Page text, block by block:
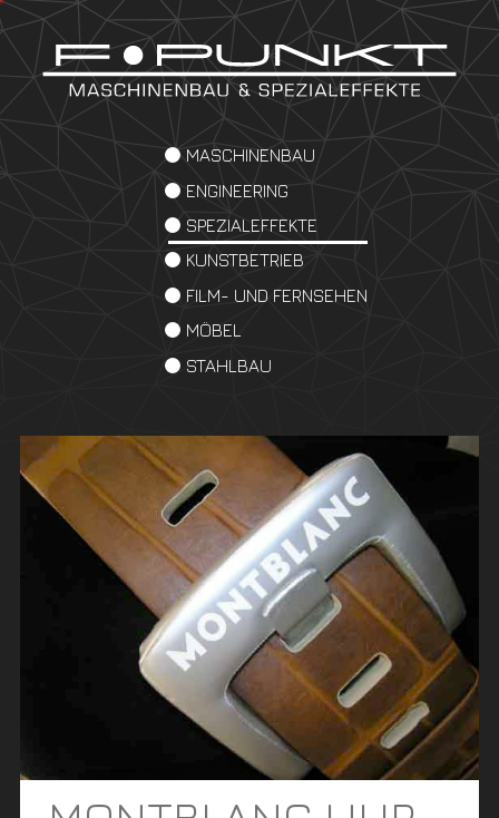
MASCHINENBAU
ENGINEERING
SPEZIALEFFEKTE
KUNSTBETRIEB
FILM- UND FERNSEHEN
MÖBEL
STAHLBAU